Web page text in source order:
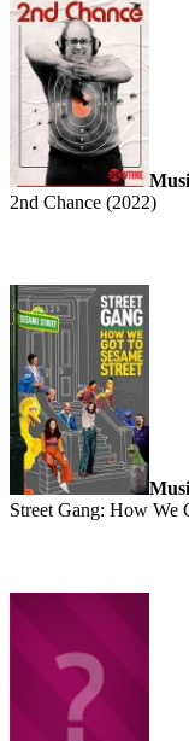
2nd Chance (2022)
Street Gang: How We